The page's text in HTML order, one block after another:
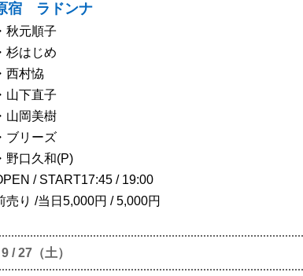
宿 ラドンナ
・秋元順子
・杉はじめ
・西村恊
・山下直子
・山岡美樹
・ブリーズ
・野口久和(P)
/ START17:45 / 19:00
売り /当日5,000円 / 5,000円
9 / 27（土）